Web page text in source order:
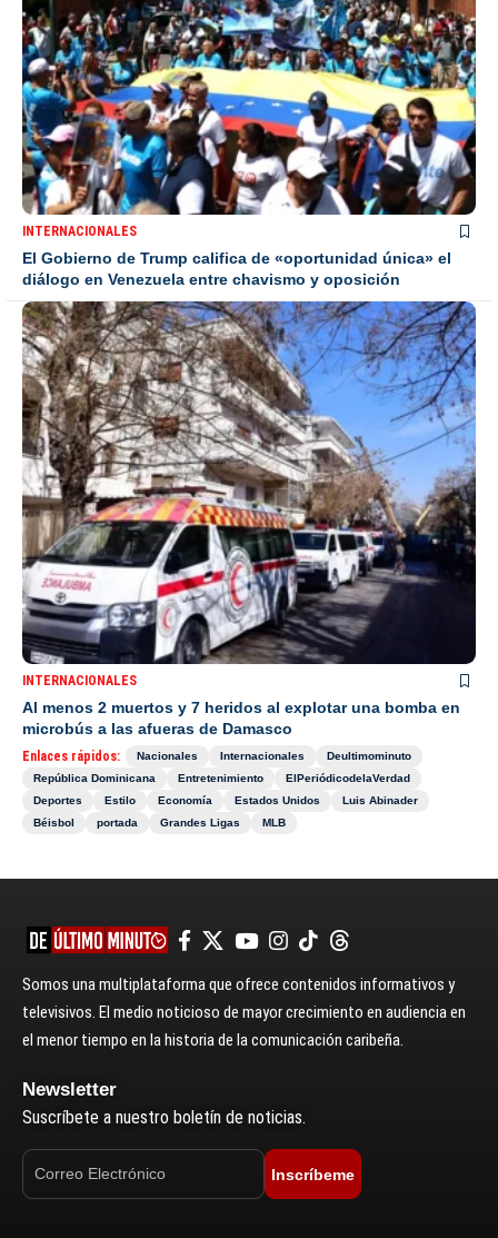
INTERNACIONALES
El Gobierno de Trump califica de «oportunidad única» el
diálogo en Venezuela entre chavismo y oposición
INTERNACIONALES
Al menos 2 muertos y 7 heridos al explotar una bomba en
microbús a las afueras de Damasco
Enlaces rápidos: Nacionales Internacionales
Deultimominuto
República Dominicana
Entretenimiento
ElPeriódicodelaVerdad
Deportes
Estilo Economía Estados Unidos
Luis Abinader
Béisbol
portada Grandes Ligas MLB
Somos una multiplataforma que ofrece contenidos informativos y
televisivos. El medio noticioso de mayor crecimiento en audiencia en
el menor tiempo en la historia de la comunicación caribeña.
Newsletter
Suscríbete a nuestro boletín de noticias.
Inscríbeme